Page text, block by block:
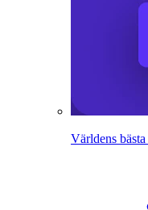
Världens bästa